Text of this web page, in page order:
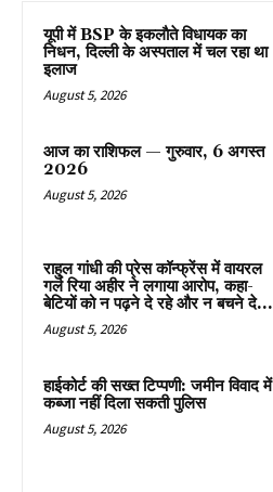
यूपी में BSP के इकलाैते विधायक का
निधन, दिल्ली के अस्पताल में चल रहा था
इलाज
August 5, 2026
आज का राशिफल — गुरुवार, 6 अगस्त
2026
August 5, 2026
राहुल गांधी की प्रेस कॉन्फ्रेंस में वायरल
गर्ल रिया अहीर ने लगाया आरोप, कहा-
बेटियों को न पढ़ने दे रहे और न बचने दे...
August 5, 2026
हाईकोर्ट की सख्त टिप्पणी: जमीन विवाद में
कब्जा नहीं दिला सकती पुलिस
August 5, 2026